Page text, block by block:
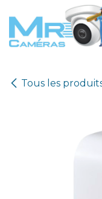
Se rendre au
Tous les